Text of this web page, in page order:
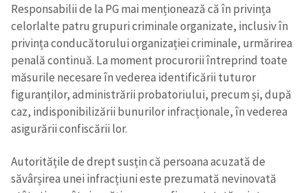
Responsabilii de la PG mai menționează că în privința
celorlalte patru grupuri criminale organizate, inclusiv în
privința conducătorului organizației criminale, urmărirea
penală continuă. La moment procurorii întreprind toate
măsurile necesare în vederea identificării tuturor
figuranților, administrării probatoriului, precum și, după
caz, indisponibilizării bunurilor infracționale, în vederea
asigurării confiscării lor.
Autoritățile de drept susțin că persoana acuzată de
săvârșirea unei infracțiuni este prezumată nevinovată
ȘTIREA MEA